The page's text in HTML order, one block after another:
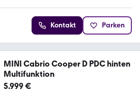
Kontakt Parken
MINI Cabrio Cooper D PDC hinten
Multifunktion
5.999 €